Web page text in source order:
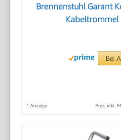
Brennenstuhl Garant
Kabeltrommel
Bei
* Anzeige Preis inkl.